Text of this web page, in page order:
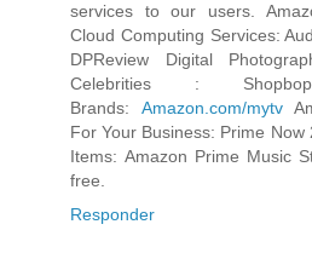
services to our users.
Cloud Computing Services:
DPReview Digital
Celebrities :
Brands: Amazon.com/mytv
For Your Business: Prime
Items: Amazon Prime Music
free.
Responder